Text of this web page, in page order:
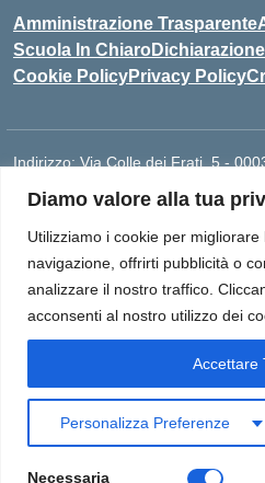
Diamo valore alla tua
Utilizziamo i cookie per
navigazione, offrirti pubblicità o
analizzare il nostro traffico.
acconsenti al nostro utilizzo dei
Personalizza Preferenze
Accettare
Necessaria
Amministrazione Trasparente
Scuola In Chiaro
Cookie PolicyPrivacy Policy
Indirizzo: Via Colle dei Frati, 5 -
Posta elettronica certificata (PEC):
Codice fiscale: 93015960581
Codice meccanografico:
I.I.S. "Paolo Borsellino e Giovanni
| Cod Mecc Sede LICEO
rmis077005@istruzione.it |
rmis077005@pec.istruzione.it